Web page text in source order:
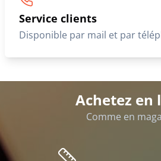
Service clients
Disponible par mail et par
Achetez en
Comme en